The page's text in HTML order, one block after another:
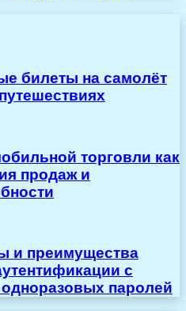
билеты на самолёт
торговли как
продаж и
и преимущества
с
паролей